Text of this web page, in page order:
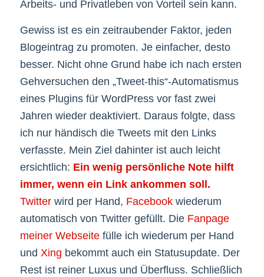
Arbeits- und Privatleben von Vorteil sein kann.
Gewiss ist es ein zeitraubender Faktor, jeden
Blogeintrag zu promoten. Je einfacher, desto
besser. Nicht ohne Grund habe ich nach ersten
Gehversuchen den „Tweet-this“-Automatismus
eines Plugins für WordPress vor fast zwei
Jahren wieder deaktiviert. Daraus folgte, dass
ich nur händisch die Tweets mit den Links
verfasste. Mein Ziel dahinter ist auch leicht
ersichtlich: Ein wenig persönliche Note hilft
immer, wenn ein Link ankommen soll.
Twitterwird per Hand, Facebookwiederum
automatisch von Twitter gefüllt. Die Fanpage
meiner Webseitefülle ich wiederum per Hand
und Xing bekommt auch ein Statusupdate. Der
Rest ist reiner Luxus und Überfluss. Schließlich